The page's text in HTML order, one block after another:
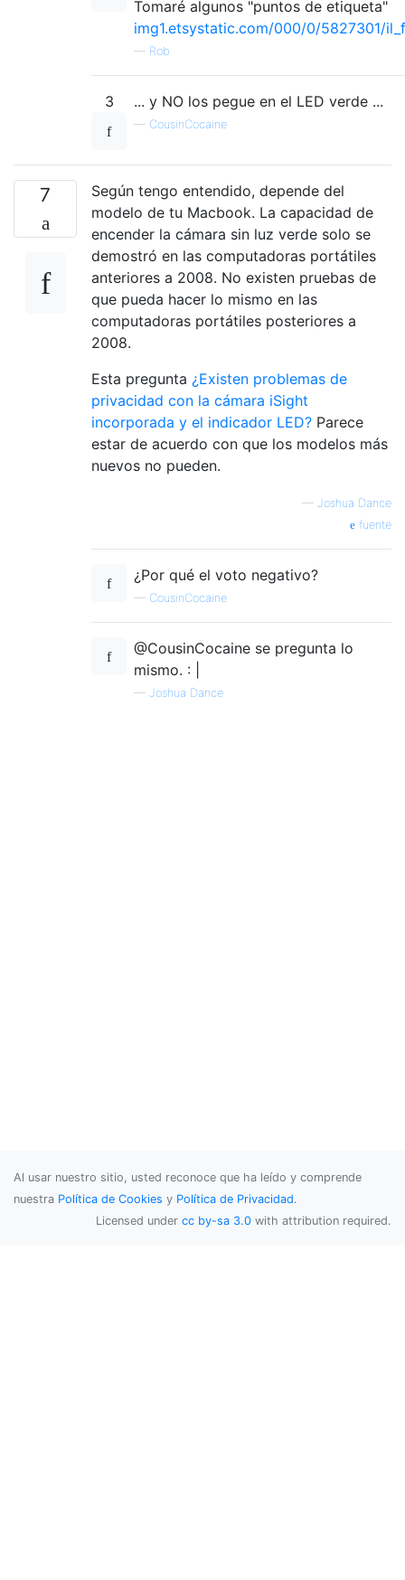
Tomaré algunos "puntos de etiqueta"
img1.etsystatic.com/000/0/5827301/
— Rob
3 ... y NO los pegue en el LED verde ...
— CousinCocaine
7
Según tengo entendido, depende del
modelo de tu Macbook. La capacidad de
encender la cámara sin luz verde solo se
demostró en las computadoras portátiles
anteriores a 2008. No existen pruebas de
que pueda hacer lo mismo en las
computadoras portátiles posteriores a
2008.
Esta pregunta ¿Existen problemas de
privacidad con la cámara iSight
incorporada y el indicador LED? Parece
estar de acuerdo con que los modelos más
nuevos no pueden.
— Joshua Dance
fuente
¿Por qué el voto negativo?
— CousinCocaine
@CousinCocaine se pregunta lo
mismo. : |
— Joshua Dance
Al usar nuestro sitio, usted reconoce que ha leído y comprende
nuestra Política de Cookies y Política de Privacidad.
Licensed under cc by-sa 3.0 with attribution required.